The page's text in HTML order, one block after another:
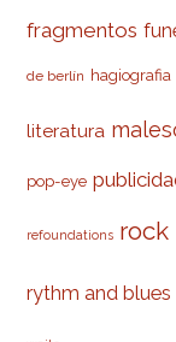
fragmentos
de berlín hagiografia
literatura
pop-eye
refoundations rock
rythm and blues